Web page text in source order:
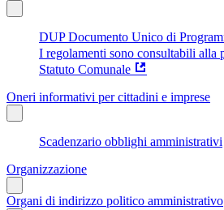
DUP Documento Unico di
I regolamenti sono consultabili alla
Statuto Comunale
Oneri informativi per cittadini e imprese
Scadenzario obblighi amministrativi
Organizzazione
Organi di indirizzo politico amministrativo